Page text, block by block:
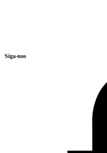
Siga-nos